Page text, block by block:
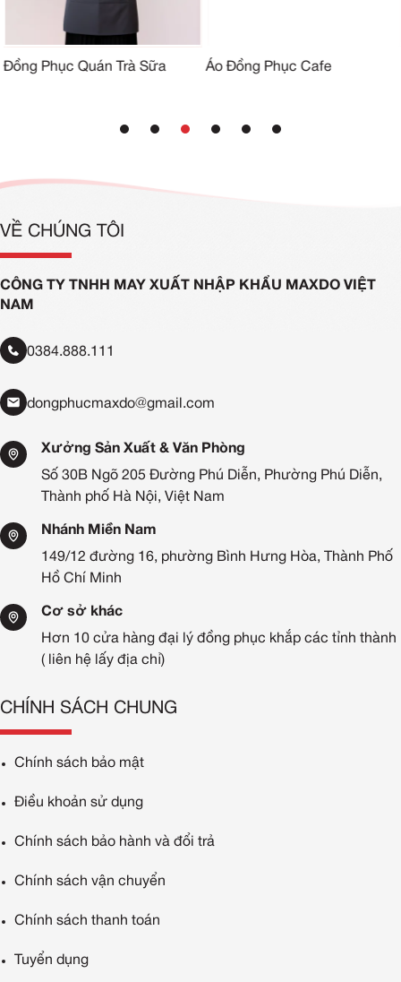
Đồng Phục Quán Trà Sữa Áo Đồng Phục Cafe
VỀ CHÚNG TÔI
CÔNG TY TNHH MAY XUẤT NHẬP KHẨU MAXDO VIỆT
NAM
0384.888.111
dongphucmaxdo@gmail.com
Xưởng Sản Xuất & Văn Phòng
Số 30B Ngõ 205 Đường Phú Diễn, Phường Phú Diễn,
Thành phố Hà Nội, Việt Nam
Nhánh Miền Nam
149/12 đường 16, phường Bình Hưng Hòa, Thành Phố
Hồ Chí Minh
Cơ sở khác
Hơn 10 cửa hàng đại lý đồng phục khắp các tỉnh thành
( liên hệ lấy địa chỉ)
CHÍNH SÁCH CHUNG
Chính sách bảo mật
Điều khoản sử dụng
Chính sách bảo hành và đổi trả
Chính sách vận chuyển
Chính sách thanh toán
Tuyển dụng